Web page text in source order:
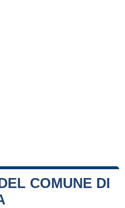
COMUNE DI